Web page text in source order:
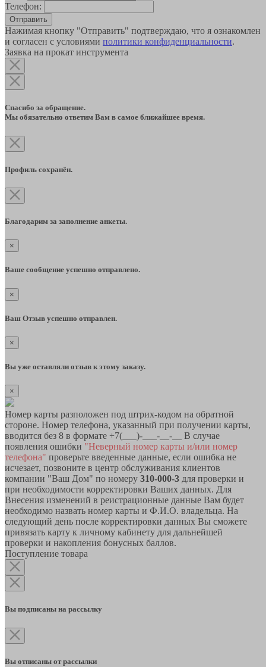
Телефон:
Отправить
Нажимая кнопку "Отправить" подтверждаю, что я ознакомлен
и согласен с условиями политики конфиденциальности.
Заявка на прокат инструмента
Спасибо за обращение.
Мы обязательно ответим Вам в самое ближайшее время.
Профиль сохранён.
Благодарим за заполнение анкеты.
×
Ваше сообщение успешно отправлено.
×
Ваш Отзыв успешно отправлен.
×
Вы уже оставляли отзыв к этому заказу.
×
Номер карты разположен под штрих-кодом на обратной
стороне. Номер телефона, указанный при получении карты,
вводится без 8 в формате +7(___)-___-__-__ В случае
появления ошибки "Неверный номер карты и/или номер
телефона" проверьте введенные данные, если ошибка не
исчезает, позвоните в центр обслуживания клиентов
компании "Ваш Дом" по номеру 310-000-3 для проверки и
при необходимости корректировки Ваших данных. Для
Внесения изменений в реистрационные данные Вам будет
необходимо назвать номер карты и Ф.И.О. владельца. На
следующий день после корректировки данных Вы сможете
привязать карту к личному кабинету для дальнейшей
проверки и накопления бонусных баллов.
Поступление товара
Вы подписаны на рассылку
Вы отписаны от рассылки